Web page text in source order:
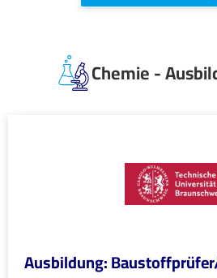
Chemie -
Ausbildung: